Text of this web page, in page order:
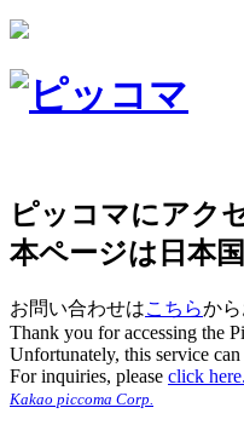
ピッコマにアク
本ページは日本
お問い合わせはこちらから
Thank you for accessing the
Unfortunately, this service
For inquiries, please click here.
Kakao piccoma Corp.